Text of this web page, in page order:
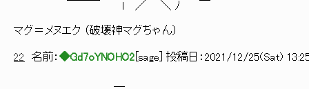
￣￣￣ l ／ ＼ ﾉ ￣
マグ＝メヌエク （破壊神マグちゃん）
22 名前： ◆Gd7oYNOHO2 sage ] 投稿日： 2021/12/25(Sat)